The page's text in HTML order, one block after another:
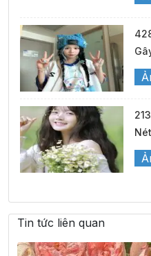
Tin tức liên quan